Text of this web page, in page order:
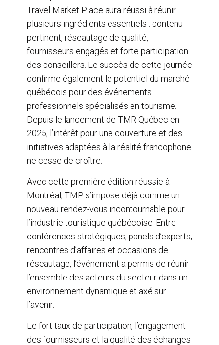
Travel Market Place aura réussi à réunir
plusieurs ingrédients essentiels : contenu
pertinent, réseautage de qualité,
fournisseurs engagés et forte participation
des conseillers. Le succès de cette journée
confirme également le potentiel du marché
québécois pour des événements
professionnels spécialisés en tourisme.
Depuis le lancement de TMR Québec en
2025, l’intérêt pour une couverture et des
initiatives adaptées à la réalité francophone
ne cesse de croître.
Avec cette première édition réussie à
Montréal, TMP s’impose déjà comme un
nouveau rendez-vous incontournable pour
l’industrie touristique québécoise. Entre
conférences stratégiques, panels d’experts,
rencontres d’affaires et occasions de
réseautage, l’événement a permis de réunir
l’ensemble des acteurs du secteur dans un
environnement dynamique et axé sur
l’avenir.
Le fort taux de participation, l’engagement
des fournisseurs et la qualité des échanges